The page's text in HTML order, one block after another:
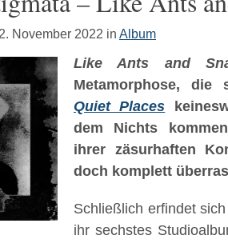
November 2022 in Album
Like Ants and
Metamorphose,
Quiet Places
dem Nichts
ihrer zäsurhaften
doch komplett
Schließlich erfindet
ihr sechstes